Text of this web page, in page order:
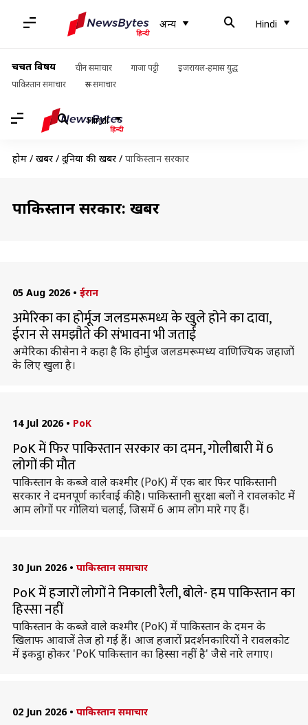
अन्य Hindi
चर्चित विषय चीन समाचार गाजा पट्टी
इजरायल-हमास युद्ध
पाकिस्तान समाचार
रूस समाचार
Hindi
होम / खबरें / दुनिया की खबरें / पाकिस्तान सरकार
पाकिस्तान सरकार: खबरें
05 Aug 2026 • ईरान
अमेरिका का होर्मूज जलडमरूमध्य के खुले होने का दावा,
ईरान से समझौते की संभावना भी जताई
अमेरिका की सेना ने कहा है कि होर्मुज जलडमरूमध्य वाणिज्यिक जहाजों
के लिए खुला है।
14 Jul 2026 • PoK
PoK में फिर पाकिस्तान सरकार का दमन, गोलीबारी में 6
लोगों की मौत
पाकिस्तान के कब्जे वाले कश्मीर (PoK) में एक बार फिर पाकिस्तानी
सरकार ने दमनपूर्ण कार्रवाई की है। पाकिस्तानी सुरक्षा बलों ने रावलकोट में
आम लोगों पर गोलियां चलाईं, जिसमें 6 आम लोग मारे गए हैं।
30 Jun 2026 • पाकिस्तान समाचार
PoK में हजारों लोगों ने निकाली रैली, बोले- हम पाकिस्तान का
हिस्सा नहीं
पाकिस्तान के कब्जे वाले कश्मीर (PoK) में पाकिस्तान के दमन के
खिलाफ आवाजें तेज हो गई हैं। आज हजारों प्रदर्शनकारियों ने रावलकोट
में इकट्ठा होकर 'PoK पाकिस्तान का हिस्सा नहीं है' जैसे नारे लगाए।
02 Jun 2026 • पाकिस्तान समाचार